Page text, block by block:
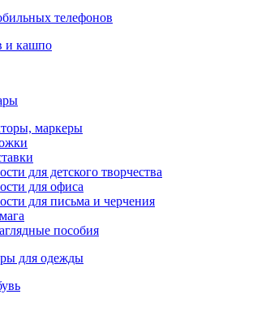
телефонов
и кашпо
маркеры
для детского творчества
для офиса
для письма и черчения
пособия
для одежды